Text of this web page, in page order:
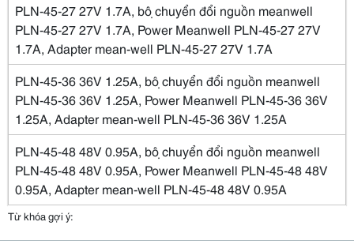
PLN-45-27 27V 1.7A, bộ chuyển đổi nguồn meanwell
PLN-45-27 27V 1.7A, Power Meanwell PLN-45-27 27V
1.7A, Adapter mean-well PLN-45-27 27V 1.7A
PLN-45-36 36V 1.25A, bộ chuyển đổi nguồn meanwell
PLN-45-36 36V 1.25A, Power Meanwell PLN-45-36 36V
1.25A, Adapter mean-well PLN-45-36 36V 1.25A
PLN-45-48 48V 0.95A, bộ chuyển đổi nguồn meanwell
PLN-45-48 48V 0.95A, Power Meanwell PLN-45-48 48V
0.95A, Adapter mean-well PLN-45-48 48V 0.95A
Từ khóa gợi ý: